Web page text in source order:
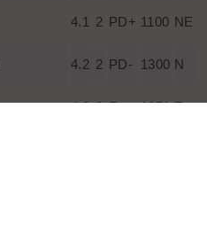
4.1 2 PD+ 1100 NE
4.2 2 PD- 1300 N
4.2 2 F 1871 T